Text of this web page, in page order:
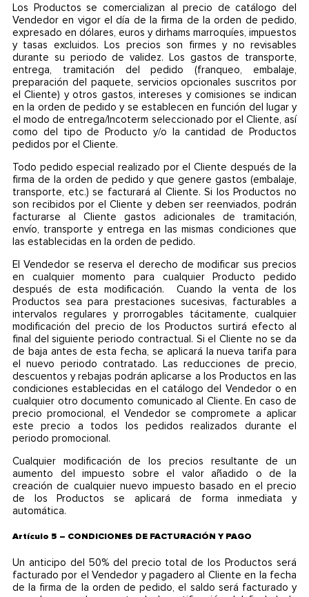
Los Productos se comercializan al precio de catálogo del
Vendedor en vigor el día de la firma de la orden de pedido,
expresado en dólares, euros y dirhams marroquíes, impuestos
y tasas excluidos. Los precios son firmes y no revisables
durante su periodo de validez. Los gastos de transporte,
entrega, tramitación del pedido (franqueo, embalaje,
preparación del paquete, servicios opcionales suscritos por
el Cliente) y otros gastos, intereses y comisiones se indican
en la orden de pedido y se establecen en función del lugar y
el modo de entrega/Incoterm seleccionado por el Cliente, así
como del tipo de Producto y/o la cantidad de Productos
pedidos por el Cliente.
Todo pedido especial realizado por el Cliente después de la
firma de la orden de pedido y que genere gastos (embalaje,
transporte, etc.) se facturará al Cliente. Si los Productos no
son recibidos por el Cliente y deben ser reenviados, podrán
facturarse al Cliente gastos adicionales de tramitación,
envío, transporte y entrega en las mismas condiciones que
las establecidas en la orden de pedido.
El Vendedor se reserva el derecho de modificar sus precios
en cualquier momento para cualquier Producto pedido
después de esta modificación. Cuando la venta de los
Productos sea para prestaciones sucesivas, facturables a
intervalos regulares y prorrogables tácitamente, cualquier
modificación del precio de los Productos surtirá efecto al
final del siguiente periodo contractual. Si el Cliente no se da
de baja antes de esta fecha, se aplicará la nueva tarifa para
el nuevo periodo contratado. Las reducciones de precio,
descuentos y rebajas podrán aplicarse a los Productos en las
condiciones establecidas en el catálogo del Vendedor o en
cualquier otro documento comunicado al Cliente. En caso de
precio promocional, el Vendedor se compromete a aplicar
este precio a todos los pedidos realizados durante el
periodo promocional.
Cualquier modificación de los precios resultante de un
aumento del impuesto sobre el valor añadido o de la
creación de cualquier nuevo impuesto basado en el precio
de los Productos se aplicará de forma inmediata y
automática.
Artículo 5 – CONDICIONES DE FACTURACIÓN Y PAGO
Un anticipo del 50% del precio total de los Productos será
facturado por el Vendedor y pagadero al Cliente en la fecha
de la firma de la orden de pedido, el saldo será facturado y